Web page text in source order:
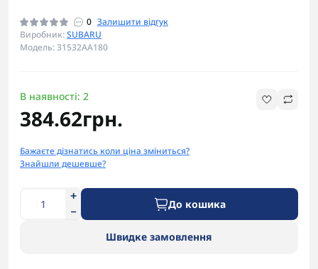
0 Залишити відгук
Виробник:SUBARU
Модель: 31532AA180
В наявності: 2
384.62грн.
Бажаєте дізнатись коли ціна зміниться?
Знайшли дешевше?
До кошика
Швидке замовлення